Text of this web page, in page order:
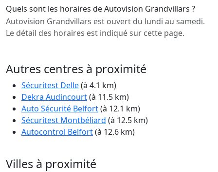
Quels sont les horaires de Autovision Grandvillars ?
Autovision Grandvillars est ouvert du lundi au samedi.
Le détail des horaires est indiqué sur cette page.
Autres centres à proximité
Sécuritest Delle(à 4.1 km)
Dekra Audincourt(à 11.5 km)
Auto Sécurité Belfort(à 12.1 km)
Sécuritest Montbéliard (à 12.5 km)
Autocontrol Belfort(à 12.6 km)
Villes à proximité